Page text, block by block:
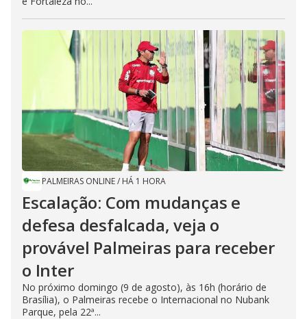
PALMEIRAS ONLINE/ HÁ 1 HORA
Escalação: Com mudanças e
defesa desfalcada, veja o
provável Palmeiras para receber
o Inter
No próximo domingo (9 de agosto), às 16h (horário de
Brasília), o Palmeiras recebe o Internacional no Nubank
Parque, pela 22ª...